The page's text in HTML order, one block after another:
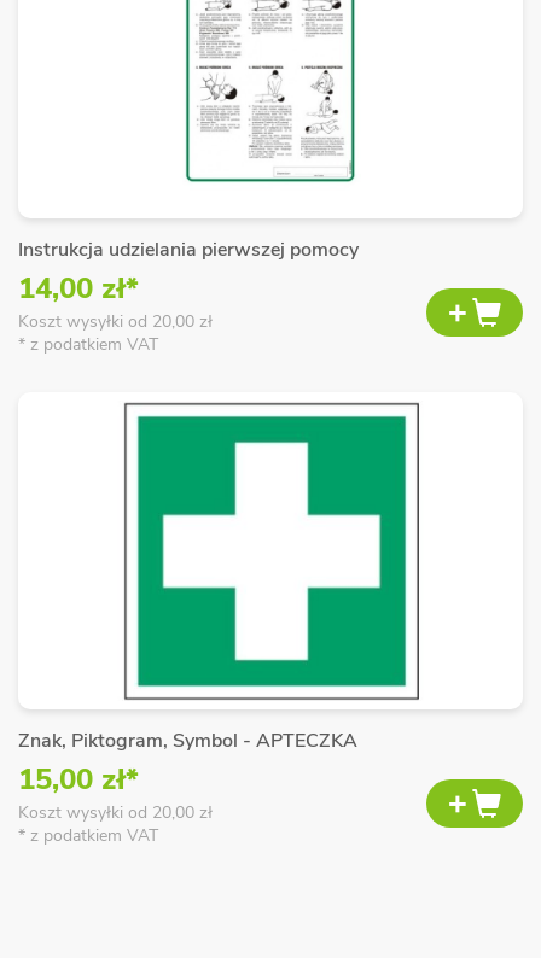
Instrukcja udzielania pierwszej pomocy
14,00 zł*
Koszt wysyłki od 20,00 zł
* z podatkiem VAT
Znak, Piktogram, Symbol - APTECZKA
15,00 zł*
Koszt wysyłki od 20,00 zł
* z podatkiem VAT